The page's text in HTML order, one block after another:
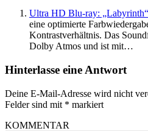
Ultra HD Blu-ray:
eine optimierte
Kontrastverhältnis. Das
Dolby Atmos und ist mit…
Hinterlasse eine Antwort
Deine E-Mail-Adresse wird nicht
Felder sind mit * markiert
KOMMENTAR